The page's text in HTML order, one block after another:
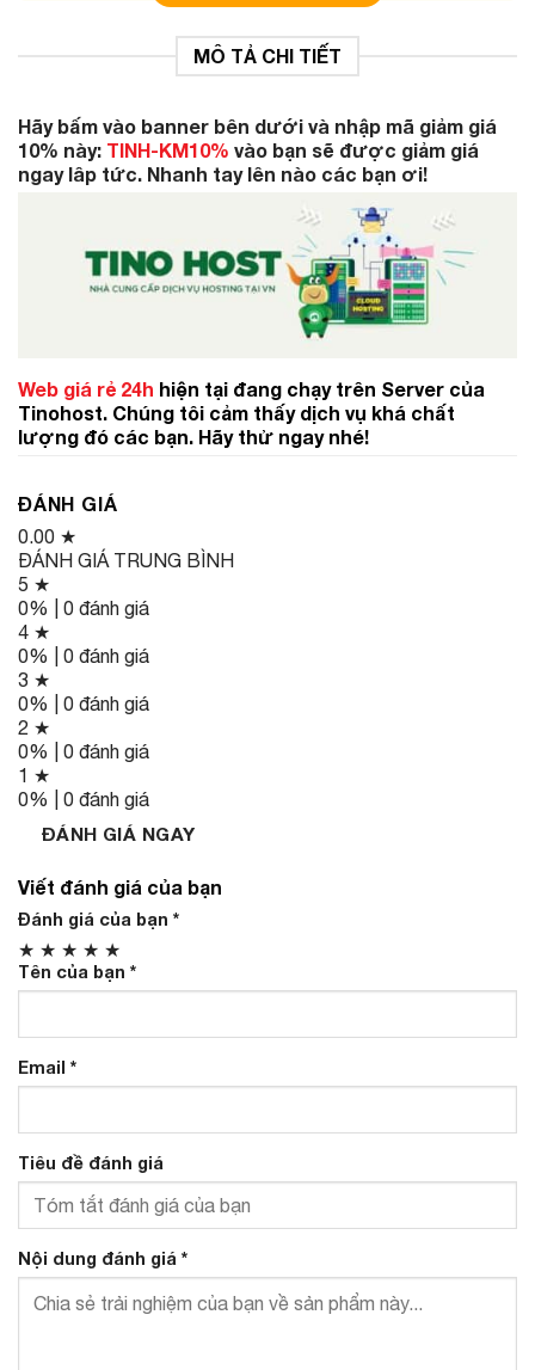
MÔ TẢ CHI TIẾT
Hãy bấm vào banner bên dưới và nhập mã giảm giá
10% này: TINH-KM10% vào bạn sẽ được giảm giá
ngay lâp tức. Nhanh tay lên nào các bạn ơi!
Web giá rẻ 24h hiện tại đang chạy trên Server của
Tinohost. Chúng tôi cảm thấy dịch vụ khá chất
lượng đó các bạn. Hãy thử ngay nhé!
ĐÁNH GIÁ
0.00 ★
ĐÁNH GIÁ TRUNG BÌNH
5 ★
0% | 0 đánh giá
4 ★
0% | 0 đánh giá
3 ★
0% | 0 đánh giá
2 ★
0% | 0 đánh giá
1 ★
0% | 0 đánh giá
ĐÁNH GIÁ NGAY
Viết đánh giá của bạn
Đánh giá của bạn *
★ ★ ★ ★ ★
Tên của bạn *
Email *
Tiêu đề đánh giá
Nội dung đánh giá *